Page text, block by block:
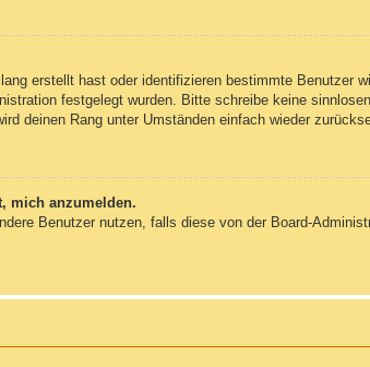
erstellt hast oder identifizieren bestimmte Benutzer
festgelegt wurden. Bitte schreibe keine
deinen Rang unter Umständen einfach wieder
mich anzumelden.
Benutzer nutzen, falls diese von der Board-